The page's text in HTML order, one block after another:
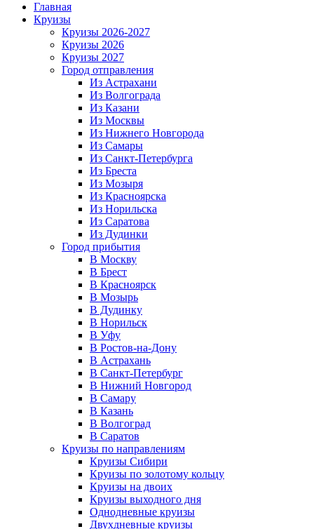
Главная
Круизы
Круизы 2026-2027
Круизы 2026
Круизы 2027
Город отправления
Из Астрахани
Из Волгограда
Из Казани
Из Москвы
Из Нижнего Новгорода
Из Самары
Из Санкт-Петербурга
Из Бреста
Из Мозыря
Из Красноярска
Из Норильска
Из Саратова
Из Дудинки
Город прибытия
В Москву
В Брест
В Красноярск
В Мозырь
В Дудинку
В Норильск
В Уфу
В Ростов-на-Дону
В Астрахань
В Санкт-Петербург
В Нижний Новгород
В Самару
В Казань
В Волгоград
В Саратов
Круизы по направлениям
Круизы Сибири
Круизы по золотому кольцу
Круизы на двоих
Круизы выходного дня
Однодневные круизы
Двухдневные круизы